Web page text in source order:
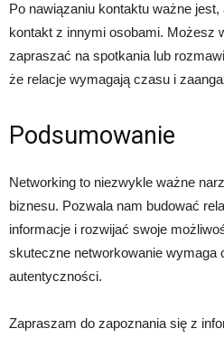
Po nawiązaniu kontaktu ważne
kontakt z innymi osobami. Możesz
zapraszać na spotkania lub
że relacje wymagają czasu i
Podsumowanie
Networking to niezwykle ważne
biznesu. Pozwala nam budować
informacje i rozwijać swoje
skuteczne networkowanie wymaga
autentyczności.
Zapraszam do zapoznania się z